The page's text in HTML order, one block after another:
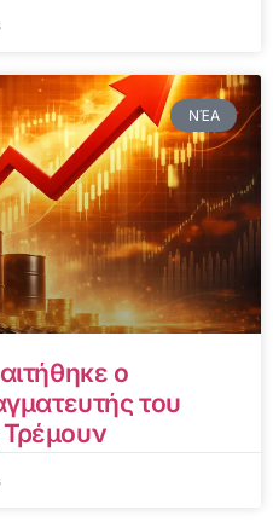
ΝΈΑ
ο
του
Τρέμουν